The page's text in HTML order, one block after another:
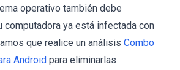
operativo también debe
computadora ya está infectada con
que realice un análisis Combo
Android para eliminarlas